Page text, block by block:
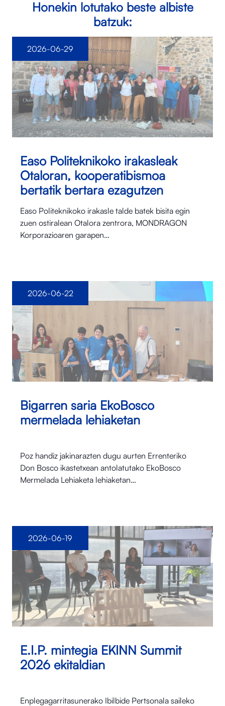
Honekin lotutako beste albiste
batzuk:
Easo Politeknikoko irakasleak
Otaloran, kooperatibismoa
bertatik bertara ezagutzen
Easo Politeknikoko irakasle talde batek bisita egin
zuen ostiralean Otalora⁠ zentrora, MONDRAGON
Korporazioaren garapen…
2026-06-29
Bigarren saria EkoBosco
mermelada lehiaketan
Poz handiz jakinarazten dugu aurten Errenteriko
Don Bosco ikastetxean antolatutako EkoBosco
Mermelada Lehiaketa lehiaketan…
2026-06-22
E.I.P. mintegia EKINN Summit
2026 ekitaldian
Enplegagarritasunerako Ibilbide Pertsonala saileko
2026-06-19